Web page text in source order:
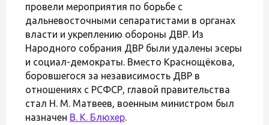
провели мероприятия по борьбе с
дальневосточными сепаратистами в органах
власти и укреплению обороны ДВР. Из
Народного собрания ДВР были удалены эсеры
и социал-демократы. Вместо Краснощёкова,
боровшегося за независимость ДВР в
отношениях с РСФСР, главой правительства
стал Н. М. Матвеев, военным министром был
назначен В. К. Блюхер.